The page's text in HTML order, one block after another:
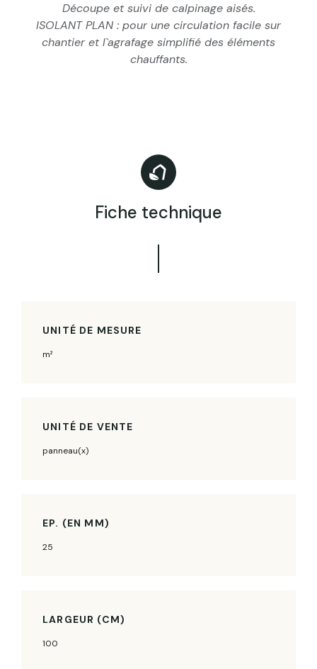
Découpe et suivi de calpinage aisés.
ISOLANT PLAN : pour une circulation facile sur
chantier et l`agrafage simplifié des éléments
chauffants.
Fiche technique
UNITÉ DE MESURE
m²
UNITÉ DE VENTE
panneau(x)
EP. (EN MM)
25
LARGEUR (CM)
100